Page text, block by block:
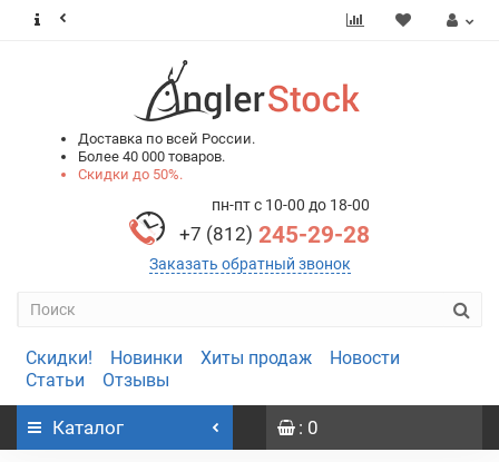
Доставка по всей России.
Более 40 000 товаров.
Скидки до 50%.
пн-пт с 10-00 до 18-00
+7 (812) 245-29-28
Заказать обратный звонок
Скидки! Новинки Хиты продаж
Новости
Статьи
Отзывы
Каталог : 0